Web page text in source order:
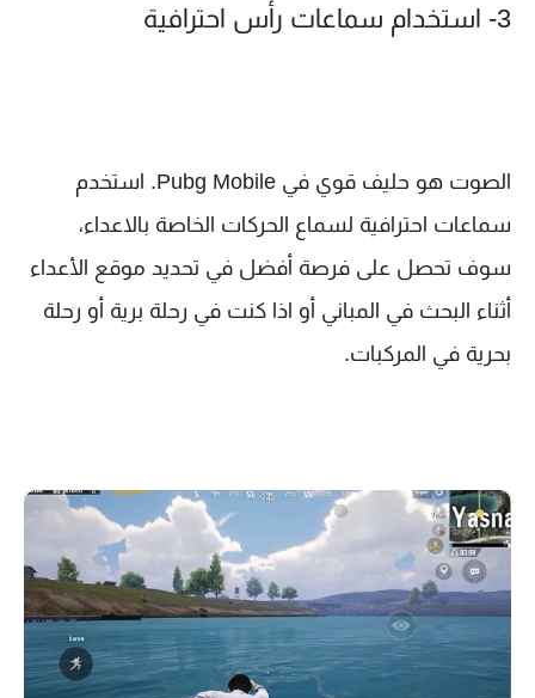
3- استخدام سماعات رأس احترافية
الصوت هو حليف قوي في Pubg Mobile. استخدم
سماعات احترافية لسماع الحركات الخاصة بالاعداء،
سوف تحصل على فرصة أفضل في تحديد موقع الأعداء
أثناء البحث في المباني أو اذا كنت في رحلة برية أو رحلة
بحرية في المركبات.